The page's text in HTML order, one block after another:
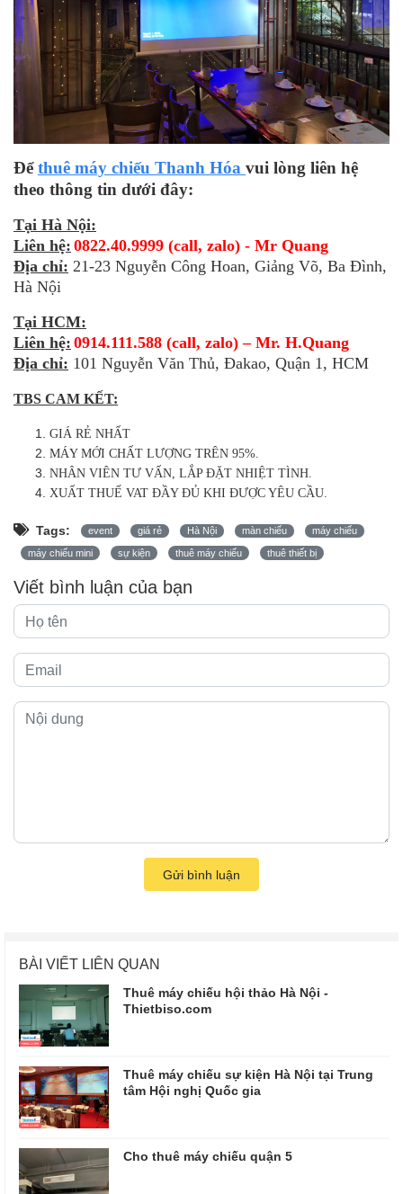
Đểthuê máy chiếu Thanh Hóa vui lòng liên hệ
theo thông tin dưới đây:
Tại Hà Nội:
Liên hệ: 0822.40.9999 (call, zalo) - Mr Quang
Địa chỉ: 21-23 Nguyễn Công Hoan, Giảng Võ, Ba Đình,
Hà Nội
Tại HCM:
Liên hệ: 0914.111.588 (call, zalo) – Mr. H.Quang
Địa chỉ: 101 Nguyễn Văn Thủ, Đakao, Quận 1, HCM
TBS CAM KẾT:
GIÁ RẺ NHẤT
MÁY MỚI CHẤT LƯỢNG TRÊN 95%.
NHÂN VIÊN TƯ VẤN, LẮP ĐẶT NHIỆT TÌNH.
XUẤT THUẾ VAT ĐẦY ĐỦ KHI ĐƯỢC YÊU CẦU.
Tags: event giá rẻ Hà Nội màn chiếu máy chiếu
máy chiếu mini sự kiện thuê máy chiếu thuê thiết bị
Viết bình luận của bạn
Gửi bình luận
BÀI VIẾT LIÊN QUAN
Thuê máy chiếu hội thảo Hà Nội -
Thietbiso.com
Thuê máy chiếu sự kiện Hà Nội tại Trung
tâm Hội nghị Quốc gia
Cho thuê máy chiếu quận 5